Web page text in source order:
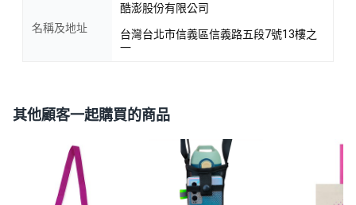
名稱及地址
酷澎股份有限公司
台灣台北市信義區信義路五段7號13樓之
一
其他顧客一起購買的商品